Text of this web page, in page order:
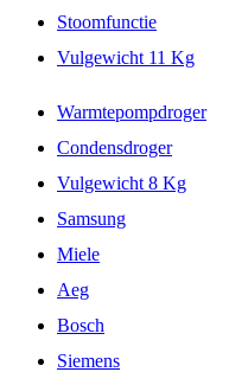
Stoomfunctie
Vulgewicht 11 Kg
Warmtepompdroger
Condensdroger
Vulgewicht 8 Kg
Samsung
Miele
Aeg
Bosch
Siemens